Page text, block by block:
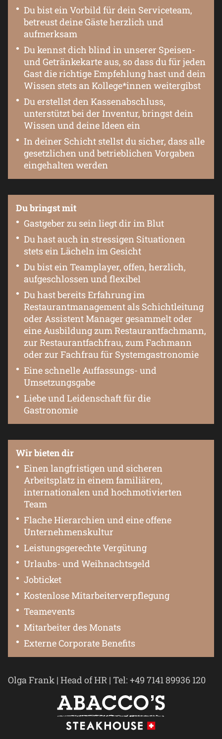
Du bist ein Vorbild für dein Serviceteam,
betreust deine Gäste herzlich und
aufmerksam
Du kennst dich blind in unserer Speisen-
und Getränkekarte aus, so dass du für jeden
Gast die richtige Empfehlung hast und dein
Wissen stets an Kollege*innen weitergibst
Du erstellst den Kassenabschluss,
unterstützt bei der Inventur, bringst dein
Wissen und deine Ideen ein
In deiner Schicht stellst du sicher, dass alle
gesetzlichen und betrieblichen Vorgaben
eingehalten werden
Du bringst mit
Gastgeber zu sein liegt dir im Blut
Du hast auch in stressigen Situationen
stets ein Lächeln im Gesicht
Du bist ein Teamplayer, offen, herzlich,
aufgeschlossen und flexibel
Du hast bereits Erfahrung im
Restaurantmanagement als Schichtleitung
oder Assistent Manager gesammelt oder
eine Ausbildung zum Restaurantfachmann,
zur Restaurantfachfrau, zum Fachmann
oder zur Fachfrau für Systemgastronomie
Eine schnelle Auffassungs- und
Umsetzungsgabe
Liebe und Leidenschaft für die
Gastronomie
Wir bieten dir
Einen langfristigen und sicheren
Arbeitsplatz in einem familiären,
internationalen und hochmotivierten
Team
Flache Hierarchien und eine offene
Unternehmenskultur
Leistungsgerechte Vergütung
Urlaubs- und Weihnachtsgeld
Jobticket
Kostenlose Mitarbeiterverpflegung
Teamevents
Mitarbeiter des Monats
Externe Corporate Benefits
Olga Frank | Head of HR | Tel: +49 7141 89936 120